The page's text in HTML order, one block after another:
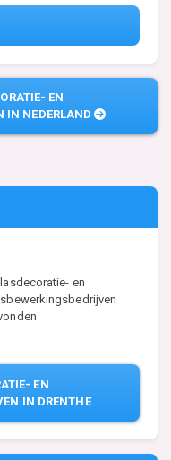
EN
IN NEDERLAND
en
EN
IN DRENTHE